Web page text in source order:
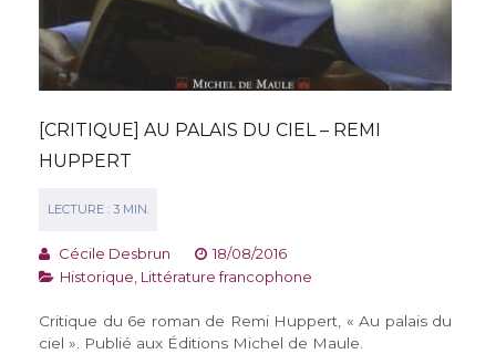
[CRITIQUE] AU PALAIS DU CIEL – REMI
HUPPERT
Cécile Desbrun
18/08/2016
Historique Littérature francophone
Critique du 6e roman de Remi Huppert, « Au palais du
ciel ». Publié aux Éditions Michel de Maule.